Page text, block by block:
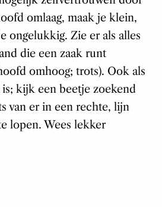
omlaag, maak je klein,
ongelukkig. Zie er als alles
die een zaak runt
omhoog; trots). Ook als
is; kijk een beetje zoekend
van er in een rechte, lijn
lopen. Wees lekker